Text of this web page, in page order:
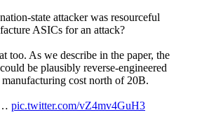
state attacker was resourceful
ASICs for an attack?
too. As we describe in the paper, the
be plausibly reverse-engineered
cost north of 20B.
pic.twitter.com/vZ4mv4GuH3